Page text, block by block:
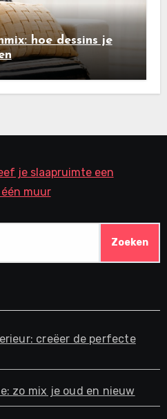
hoe dessins je
je slaapruimte een
muur
creëer de perfecte
zo mix je oud en nieuw